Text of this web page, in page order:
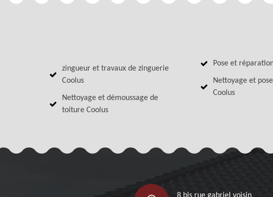
zingueur et travaux de zinguerie
Coolus
Nettoyage et démoussage de
toiture Coolus
Pose et
Nettoyage et
Coolus
8 bis rue gabriel voisin